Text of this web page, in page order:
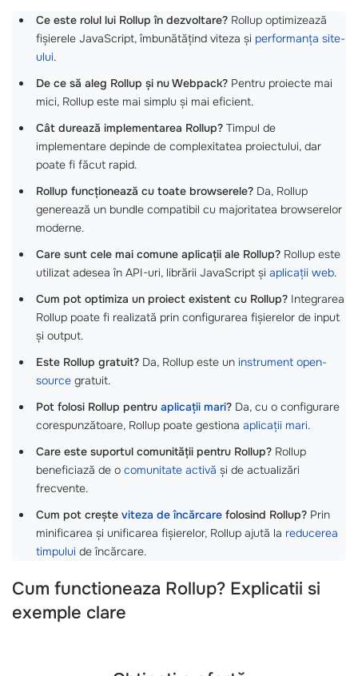
Ce este rolul lui Rollup în dezvoltare? Rollup optimizează
fișierele JavaScript, îmbunătățind viteza și performanța site-
ului.
De ce să aleg Rollup și nu Webpack? Pentru proiecte mai
mici, Rollup este mai simplu și mai eficient.
Cât durează implementarea Rollup? Timpul de
implementare depinde de complexitatea proiectului, dar
poate fi făcut rapid.
Rollup funcționează cu toate browserele? Da, Rollup
generează un bundle compatibil cu majoritatea browserelor
moderne.
Care sunt cele mai comune aplicații ale Rollup? Rollup este
utilizat adesea în API-uri, librării JavaScript și aplicații web.
Cum pot optimiza un proiect existent cu Rollup? Integrarea
Rollup poate fi realizată prin configurarea fișierelor de input
și output.
Este Rollup gratuit? Da, Rollup este un instrument open-
source gratuit.
Pot folosi Rollup pentru aplicații mari? Da, cu o configurare
corespunzătoare, Rollup poate gestiona aplicații mari.
Care este suportul comunității pentru Rollup? Rollup
beneficiază de o comunitate activă și de actualizări
frecvente.
Cum pot crește viteza de încărcare folosind Rollup? Prin
minificarea și unificarea fișierelor, Rollup ajută la reducerea
timpului de încărcare.
Cum functioneaza Rollup? Explicatii si
exemple clare